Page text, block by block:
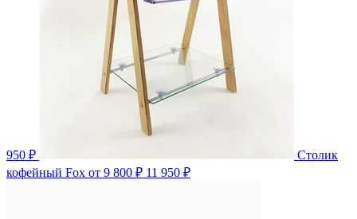
950 ₽
Столик
кофейный Fox от 9 800 ₽ 11 950 ₽